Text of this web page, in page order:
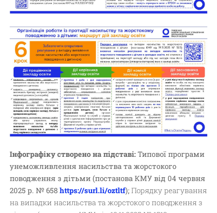
Інфографіку створено на підставі: Типової програми
унеможливлення насильства та жорстокого
поводження з дітьми (постанова КМУ від 04 червня
2025 р. № 658 https://surl.li/oztltf); Порядку реагування
на випадки насильства та жорстокого поводження з